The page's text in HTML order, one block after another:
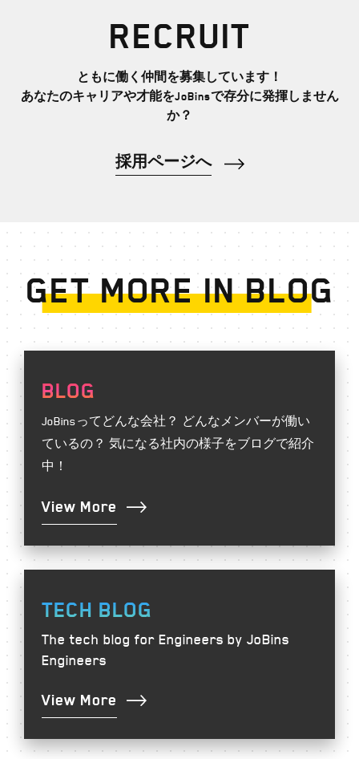
RECRUIT
ともに働く仲間を募集しています！
あなたのキャリアや才能をJoBinsで存分に発揮しません
か？
採用ページへ
GET MORE IN BLOG
BLOG
JoBinsってどんな会社？
どんなメンバーが働い
ているの？ 気になる社内の様子をブログで紹介
中！
View More
TECH BLOG
The tech blog for Engineers by JoBins
Engineers
View More